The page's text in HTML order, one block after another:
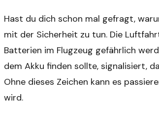
Hast du dich schon mal gefragt,
mit der Sicherheit zu tun. Die
Batterien im Flugzeug gefährlich
dem Akku finden sollte, signalisiert,
Ohne dieses Zeichen kann es
wird.